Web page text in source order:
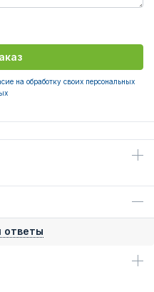
на обработку своих персональных
ответы